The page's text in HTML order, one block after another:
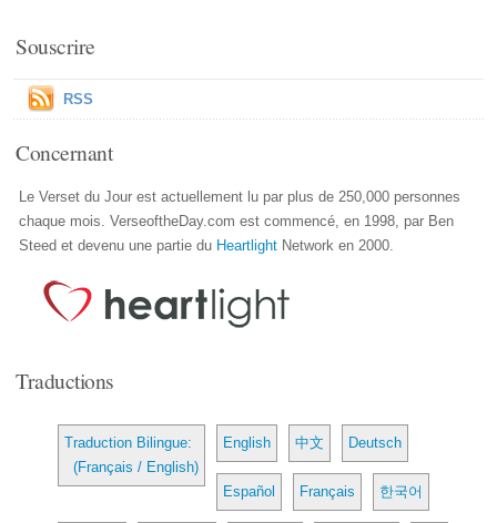
Souscrire
RSS
Concernant
Le Verset du Jour est actuellement lu par plus de 250,000 personnes
chaque mois. VerseoftheDay.com est commencé, en 1998, par Ben
Steed et devenu une partie du Heartlight Network en 2000.
Traductions
Traduction Bilingue:
(Français / English)
English 中文 Deutsch
Español Français 한국어